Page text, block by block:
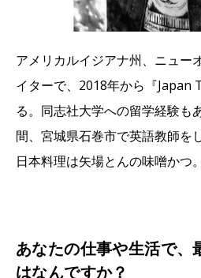
アメリカルイジアナ州、ニュー
イターで、2018年から『Japan
る。同志社大学への留学経験も
間、宮城県石巻市で英語教師を
日本料理は矢場とんの味噌かつ。
あなたの仕事や生活で、
はなんですか？